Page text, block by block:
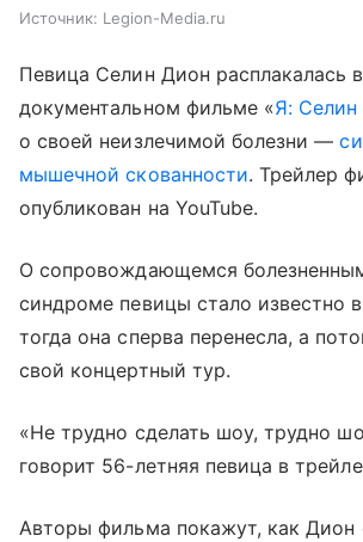
Источник: Legion-Media.ru
Певица Селин Дион расплакалась
документальном фильме «Я:
о своей неизлечимой болезни —
мышечной скованности. Трейлер
опубликован на YouTube.
О сопровождающемся
синдроме певицы стало известно
тогда она сперва перенесла, а
свой концертный тур.
«Не трудно сделать шоу, трудно
говорит 56-летняя певица в
Авторы фильма покажут, как Дион